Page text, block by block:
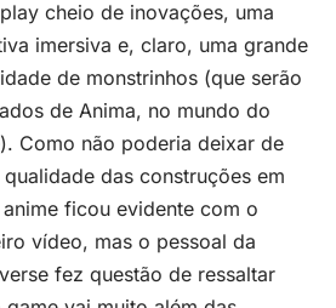
cheio de inovações, uma
imersiva e, claro, uma grande
de monstrinhos (que serão
de Anima, no mundo do
Como não poderia deixar de
qualidade das construções em
ficou evidente com o
vídeo, mas o pessoal da
fez questão de ressaltar